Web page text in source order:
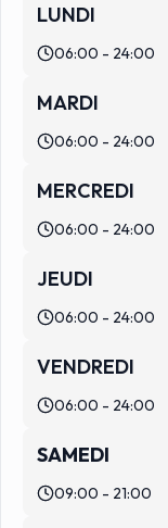
LUNDI
06:00 - 24:00
MARDI
06:00 - 24:00
MERCREDI
06:00 - 24:00
JEUDI
06:00 - 24:00
VENDREDI
06:00 - 24:00
SAMEDI
09:00 - 21:00